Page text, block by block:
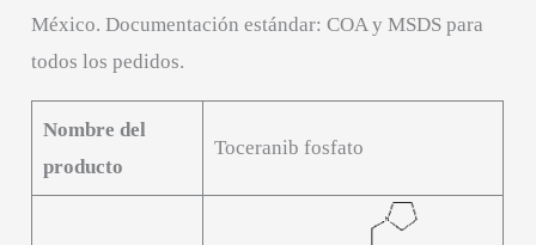
México. Documentación estándar: COA y MSDS para
todos los pedidos.
Nombre del
producto
Toceranib fosfato